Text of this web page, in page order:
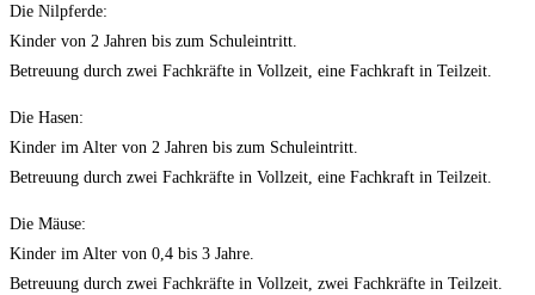
Die Nilpferde:
Kinder von 2 Jahren bis zum Schuleintritt.
Betreuung durch zwei Fachkräfte in Vollzeit, eine Fachkraft in Teilzeit.
Die Hasen:
Kinder im Alter von 2 Jahren bis zum Schuleintritt.
Betreuung durch zwei Fachkräfte in Vollzeit, eine Fachkraft in Teilzeit.
Die Mäuse:
Kinder im Alter von 0,4 bis 3 Jahre.
Betreuung durch zwei Fachkräfte in Vollzeit, zwei Fachkräfte in Teilzeit.